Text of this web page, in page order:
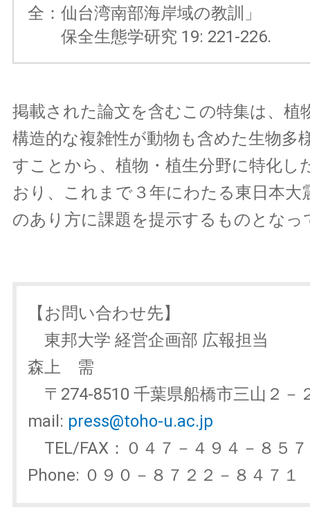
全：仙台湾南部海岸域の教訓」
保全生態学研究 19: 221-226.
掲載された論文を含むこの特集は、植
構造的な複雑性が動物も含めた生物多
すことから、植物・植生分野に特化し
おり、これまで３年にわたる東日本大
のあり方に課題を提示するものとなっ
【お問い合わせ先】
東邦大学 経営企画部
森上 需
〒274-8510 千葉県船橋市三山
mail: press@toho-u.ac.jp
TEL/FAX：０４７－４９４
Phone: ０９０－８７２２－８４７１